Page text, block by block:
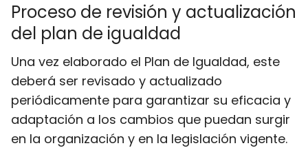
Proceso de revisión y actualización
del plan de igualdad
Una vez elaborado el Plan de Igualdad, este
deberá ser revisado y actualizado
periódicamente para garantizar su eficacia y
adaptación a los cambios que puedan surgir
en la organización y en la legislación vigente.